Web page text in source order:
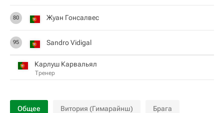
80 Жуан Гонсалвес
95 Sandro Vidigal
Карлуш Карвальял
Тренер
Общее Витория (Гимарайнш) Брага